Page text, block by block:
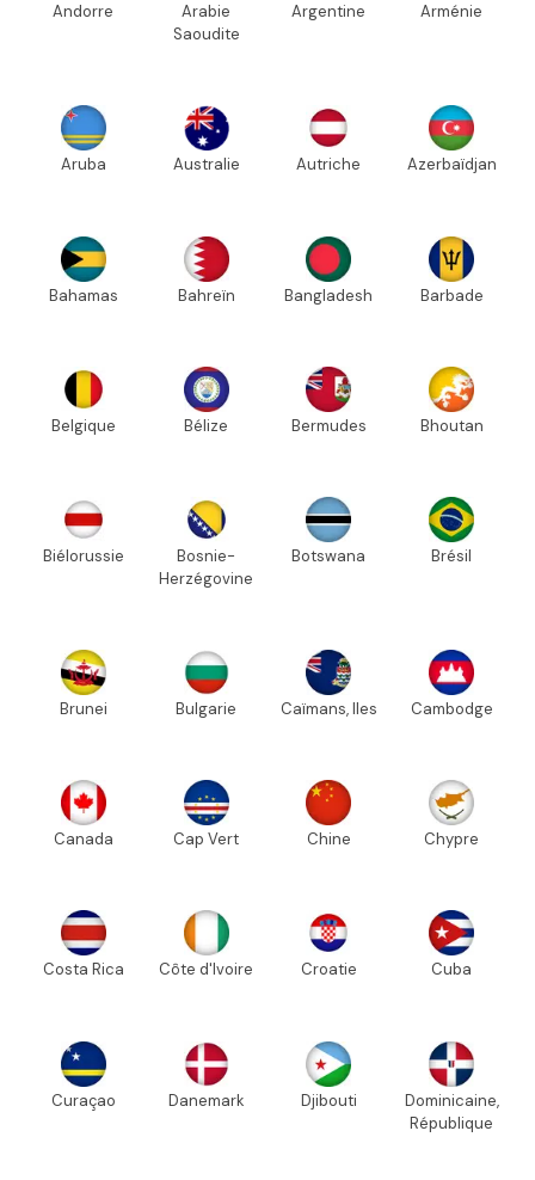
Andorre
Arabie
Saoudite
Argentine Arménie
Aruba Australie Autriche Azerbaïdjan
Bahamas Bahreïn Bangladesh Barbade
Belgique Bélize Bermudes Bhoutan
Biélorussie
Bosnie-
Herzégovine
Botswana Brésil
Brunei Bulgarie Caïmans, Iles Cambodge
Canada Cap Vert Chine Chypre
Costa Rica Côte d'Ivoire Croatie Cuba
Curaçao Danemark Djibouti
Dominicaine,
République